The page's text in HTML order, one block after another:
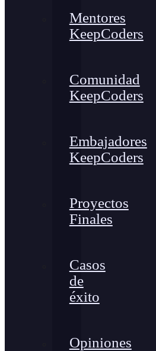
Mentores
KeepCoders
Comunidad
KeepCoders
Embajadores
KeepCoders
Proyectos
Finales
Casos
de
éxito
Opiniones